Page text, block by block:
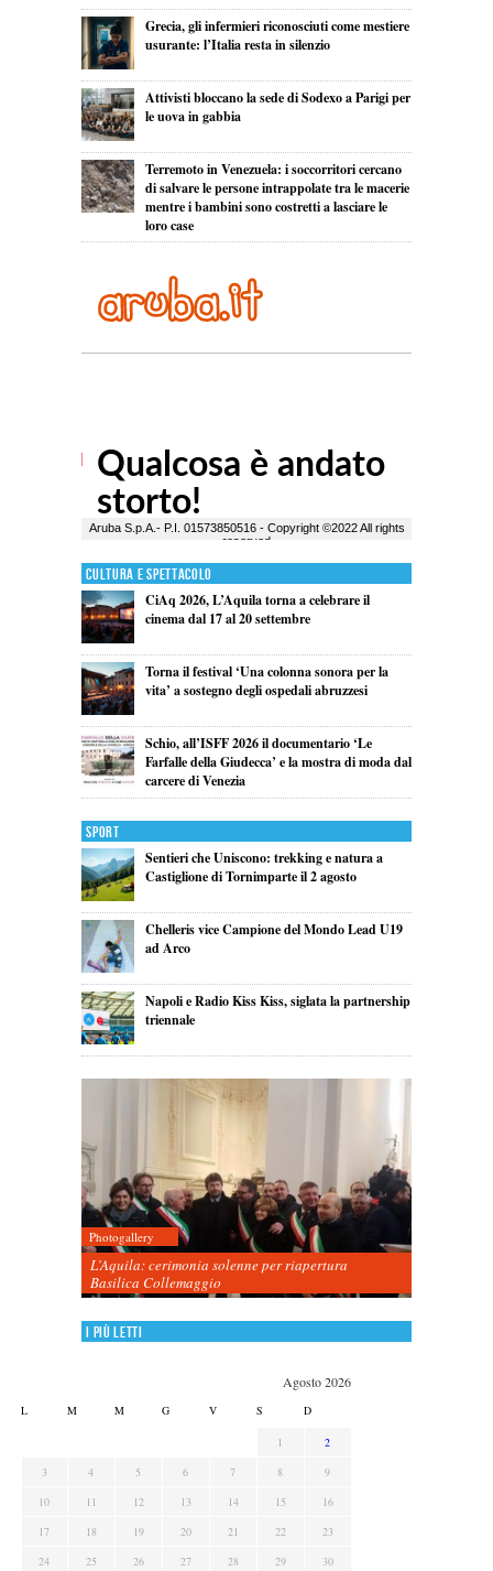
Grecia, gli infermieri riconosciuti come mestiere
usurante: l’Italia resta in silenzio
Attivisti bloccano la sede di Sodexo a Parigi per
le uova in gabbia
Terremoto in Venezuela: i soccorritori cercano
di salvare le persone intrappolate tra le macerie
mentre i bambini sono costretti a lasciare le
loro case
Cultura e Spettacolo
CiAq 2026, L’Aquila torna a celebrare il
cinema dal 17 al 20 settembre
Torna il festival ‘Una colonna sonora per la
vita’ a sostegno degli ospedali abruzzesi
Schio, all’ISFF 2026 il documentario ‘Le
Farfalle della Giudecca’ e la mostra di moda dal
carcere di Venezia
Sport
Sentieri che Uniscono: trekking e natura a
Castiglione di Tornimparte il 2 agosto
Chelleris vice Campione del Mondo Lead U19
ad Arco
Napoli e Radio Kiss Kiss, siglata la partnership
triennale
Photogallery
L’Aquila: cerimonia solenne per riapertura
Basilica Collemaggio
I più letti
Agosto 2026
L M M G V S D
1
2
3
4 5 6 7 8
9
10
11 12 13 14 15
16
17
18 19 20 21 22
23
24
25 26 27 28 29
30